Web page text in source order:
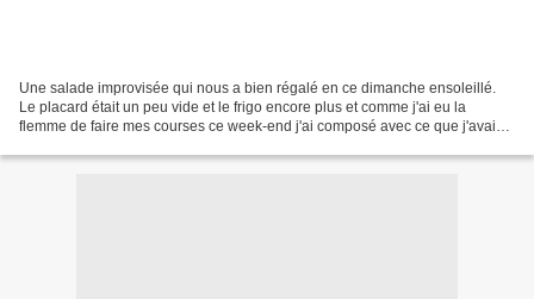
Une salade improvisée qui nous a bien régalé en ce dimanche ensoleillé.
Le placard était un peu vide et le frigo encore plus et comme j'ai eu la
flemme de faire mes courses ce week-end j'ai composé avec ce que j'avais